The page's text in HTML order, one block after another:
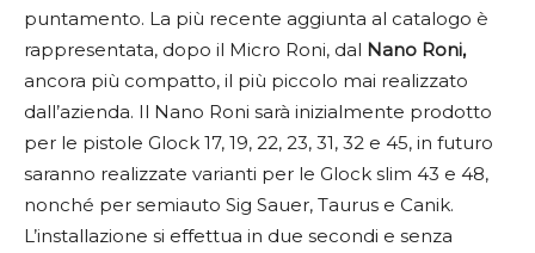
puntamento. La più recente aggiunta al catalogo è
rappresentata, dopo il Micro Roni, dal Nano Roni,
ancora più compatto, il più piccolo mai realizzato
dall’azienda. Il Nano Roni sarà inizialmente prodotto
per le pistole Glock 17, 19, 22, 23, 31, 32 e 45, in futuro
saranno realizzate varianti per le Glock slim 43 e 48,
nonché per semiauto Sig Sauer, Taurus e Canik.
L’installazione si effettua in due secondi e senza